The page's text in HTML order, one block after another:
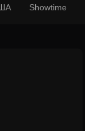
Showtime